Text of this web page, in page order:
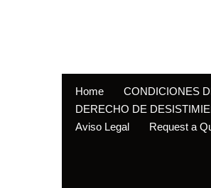
Home
CONDICIONES
DERECHO DE
Aviso Legal
Request a